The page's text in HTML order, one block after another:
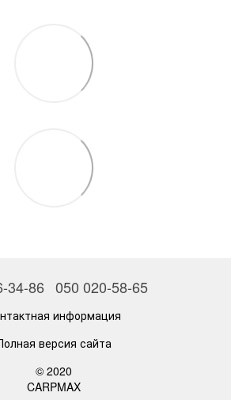
34-86 050 020-58-65
информация
версия сайта
© 2020
CARPMAX